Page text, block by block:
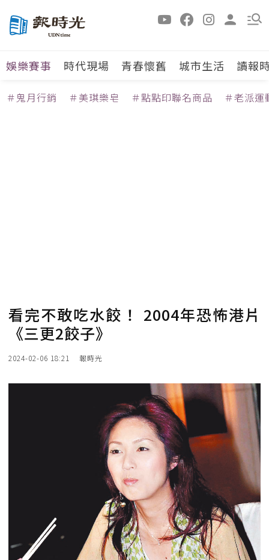
娛樂賽事 時代現場 青春懷舊 城市生活 讀報
＃鬼月行銷 ＃美琪樂皂 ＃點點印聯名商品 ＃老派運
看完不敢吃水餃！ 2004年恐怖港片
《三更2餃子》
2024-02-06 18:21 報時光